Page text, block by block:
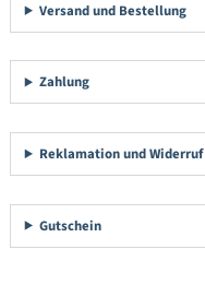
Versand und Bestellung
Zahlung
Reklamation und Widerruf
Gutschein